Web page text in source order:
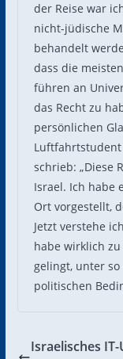
der Reise war
nicht-jüdische
behandelt
dass die
führen an
das Recht zu
persönlichen
Luftfahrtstudent
schrieb: „Diese
Israel. Ich habe
Ort vorgestellt,
Jetzt verstehe
habe wirklich
gelingt, unter
politischen
Israelisches